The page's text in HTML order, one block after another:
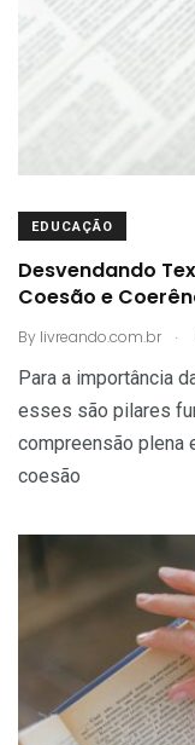
EDUCAÇÃO
Desvendando
Coesão e
By livreando.com.br .
Para a importância
esses são pilares
compreensão plena
coesão